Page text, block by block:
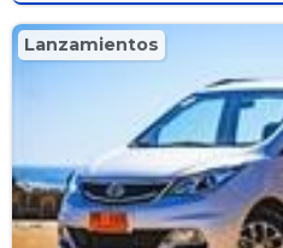
Lanzamientos